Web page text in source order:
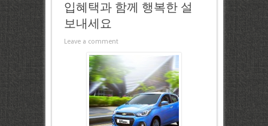
입혜택과 함께 행복한 설
보내세요
Leave a comment